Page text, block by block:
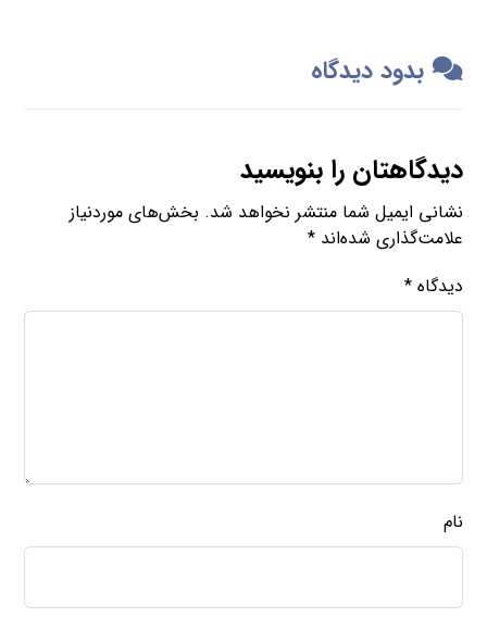
بدود دیدگاه
دیدگاهتان را بنویسید
نشانی ایمیل شما منتشر نخواهد شد. بخش‌های موردنیاز
علامت‌گذاری شده‌اند*
دیدگاه*
نام